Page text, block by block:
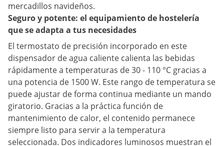
mercadillos navideños.
Seguro y potente: el equipamiento de hostelería
que se adapta a tus necesidades
El termostato de precisión incorporado en este
dispensador de agua caliente calienta las bebidas
rápidamente a temperaturas de 30 - 110 °C gracias a
una potencia de 1500 W. Este rango de temperatura se
puede ajustar de forma continua mediante un mando
giratorio. Gracias a la práctica función de
mantenimiento de calor, el contenido permanece
siempre listo para servir a la temperatura
seleccionada. Dos indicadores luminosos muestran el